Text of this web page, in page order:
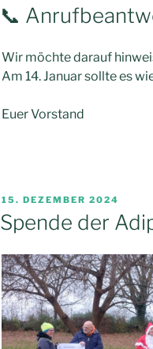
📞
Wir möchte darauf
Am 14. Januar sollte es
Euer Vorstand
VERÖFFENTLICHT
15. DEZEMBER 2024
Spende der